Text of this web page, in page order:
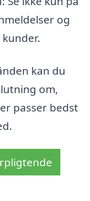
og
kan du
om,
passer bedst